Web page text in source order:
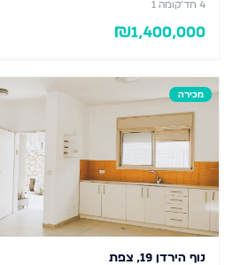
4 חד׳קומה 1
₪1,400,000
מכירה
נוף הירדן 19, צפת